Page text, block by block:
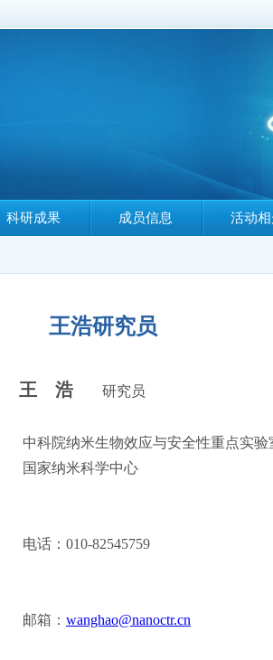
科研成果 成员信息 活动
王浩研究员
王 浩研究员
中科院纳米生物效应与安全性重点实
国家纳米科学中心
电话：010-82545759
邮箱： wanghao@nanoctr.cn